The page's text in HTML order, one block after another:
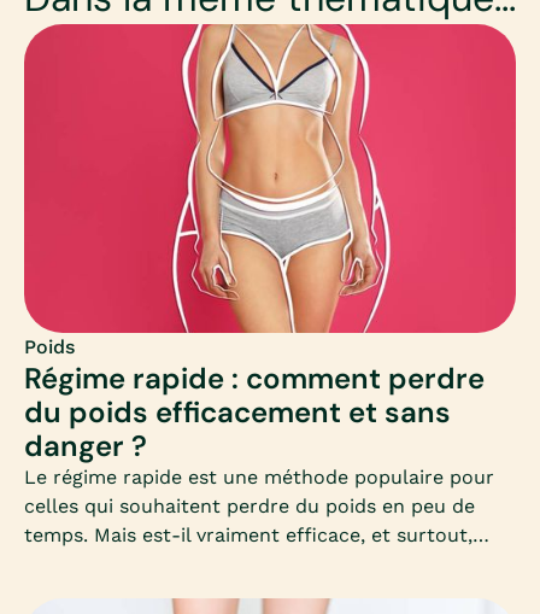
Poids
Régime rapide : comment perdre
du poids efficacement et sans
danger ?
Le régime rapide est une méthode populaire pour
celles qui souhaitent perdre du poids en peu de
temps. Mais est-il vraiment efficace, et surtout,
article complet les clés pour comprendre, choisir et